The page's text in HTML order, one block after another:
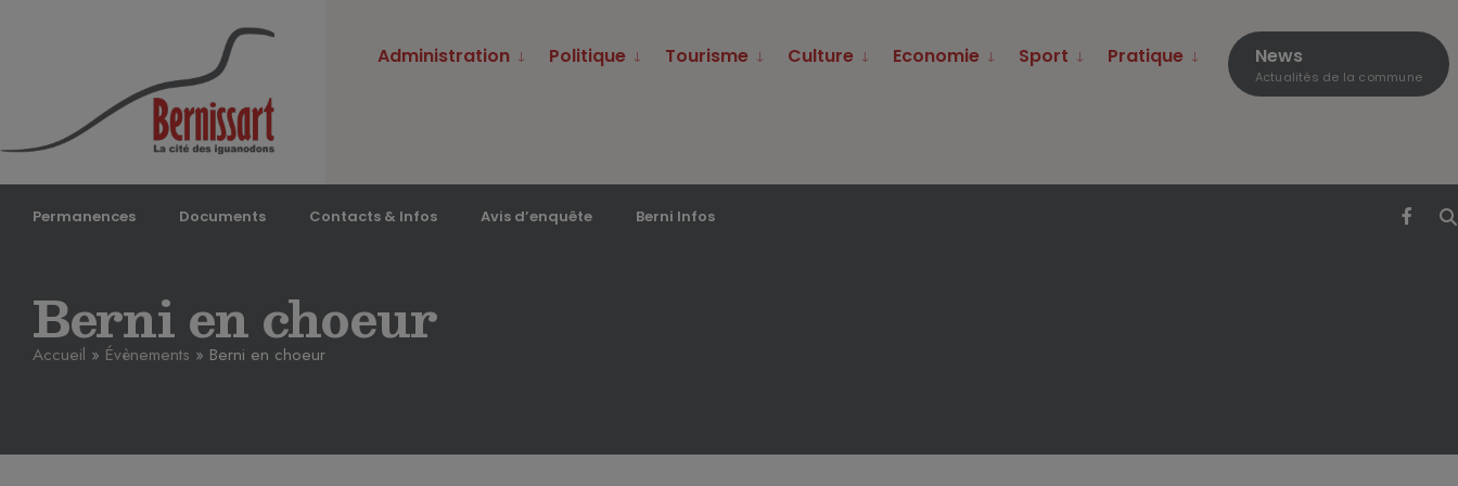
Administration Politique Tourisme Culture Economie Sport Pratique News
Actualités de la commune
Permanences Documents Contacts & Infos Avis d’enquête Berni Infos
Berni en choeur
Accueil » Évènements » Berni en choeur